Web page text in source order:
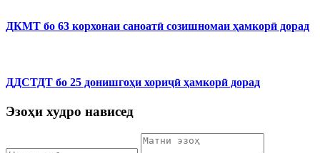
ДКМТ бо 63 корхонаи саноатӣ созишномаи ҳамкорӣ дорад
ДДСТДТ бо 25 донишгоҳи хориҷӣ ҳамкорӣ дорад
Эзоҳи худро нависед